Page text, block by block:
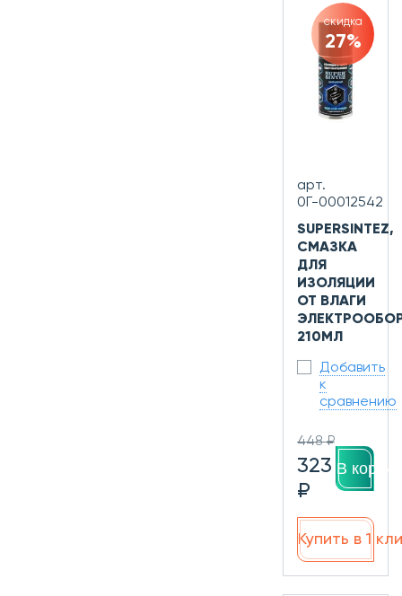
скидка
27%
арт.
0Г-00012542
SUPERSINTEZ,
СМАЗКА
ДЛЯ
ИЗОЛЯЦИИ
ОТ ВЛАГИ
210МЛ
Добавить
к
сравнению
448 ₽
323
₽
В
Купить в 1